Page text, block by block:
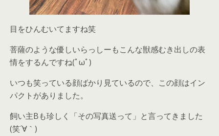
目をひんむいてますね笑
菩薩のような優しいらっしーもこんな獣感むき出しの表
情をするんですね(ﾟωﾟ)
いつも笑っている顔ばかり見ているので、この顔はイン
パクトがありました。
飼い主Bも珍しく「その写真送って」と言ってきました
(笑´∀｀)